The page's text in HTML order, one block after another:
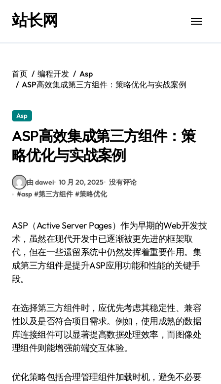
站长网
首页 编程开发
Asp
ASP高效集成第三方组件：策略优化与实战案例
Asp
ASP高效集成第三方组件：策
略优化与实战案例
由 dawei 10 月 20, 2025 没有评论
#asp #第三方组件 #策略优化
ASP（Active Server Pages）作为早期的Web开发技
术，虽然在现代开发中已逐渐被更先进的框架取
代，但在一些遗留系统中仍然发挥着重要作用。集
成第三方组件是提升ASP应用功能和性能的关键手
段。
在选择第三方组件时，应优先考虑其稳定性、兼容
性以及是否符合项目需求。例如，使用成熟的数据
库连接组件可以显著提高数据处理效率，而图像处
理组件则能增强前端交互体验。
优化策略包括合理管理组件加载时机，避免不必要